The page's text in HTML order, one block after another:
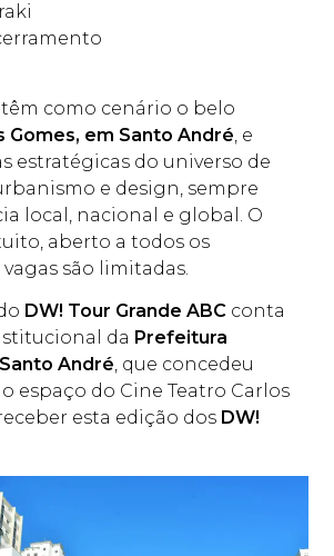
têm como cenário o belo
Gomes, em Santo André , e
estratégicas do universo de
e design, sempre
local, nacional e global. O
aberto a todos os
são limitadas.
DW! Tour Grande ABC conta
da Prefeitura
André, que concedeu
espaço do Cine Teatro Carlos
esta edição dos DW!